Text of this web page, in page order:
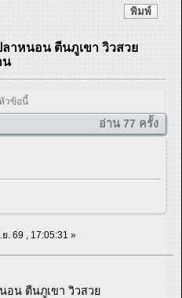
พิมพ์
าหนอน ตีนภูเขา วิวสวย
น
วข้อนี้
อ่าน 77 ครั้ง
ย. 69 , 17:05:31 »
อน ตีนภูเขา วิวสวย